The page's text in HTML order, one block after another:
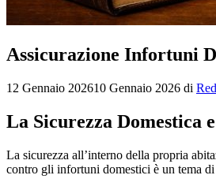
Assicurazione Infortuni
12 Gennaio 202610 Gennaio 2026 di
La Sicurezza Domestica
La sicurezza all’interno della propria
contro gli infortuni domestici è un tema